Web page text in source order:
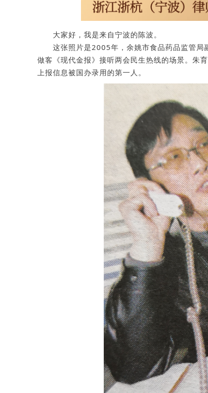
大家好，我是来自宁波的陈波。
这张照片是2005年，余姚市食品药品监管局
做客《现代金报》接听两会民生热线的场景。朱
上报信息被国办录用的第一人。